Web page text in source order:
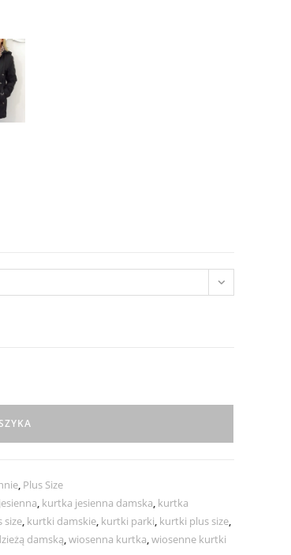
, Plus Size
, kurtka jesienna damska, kurtka
size, kurtki damskie, kurtki parki, kurtki plus size,
damską,wiosenna kurtka,wiosenne kurtki